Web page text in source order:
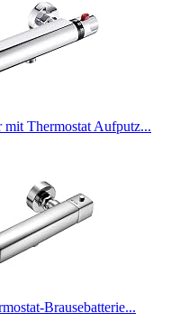
mit Thermostat Aufputz...
Brausebatterie...